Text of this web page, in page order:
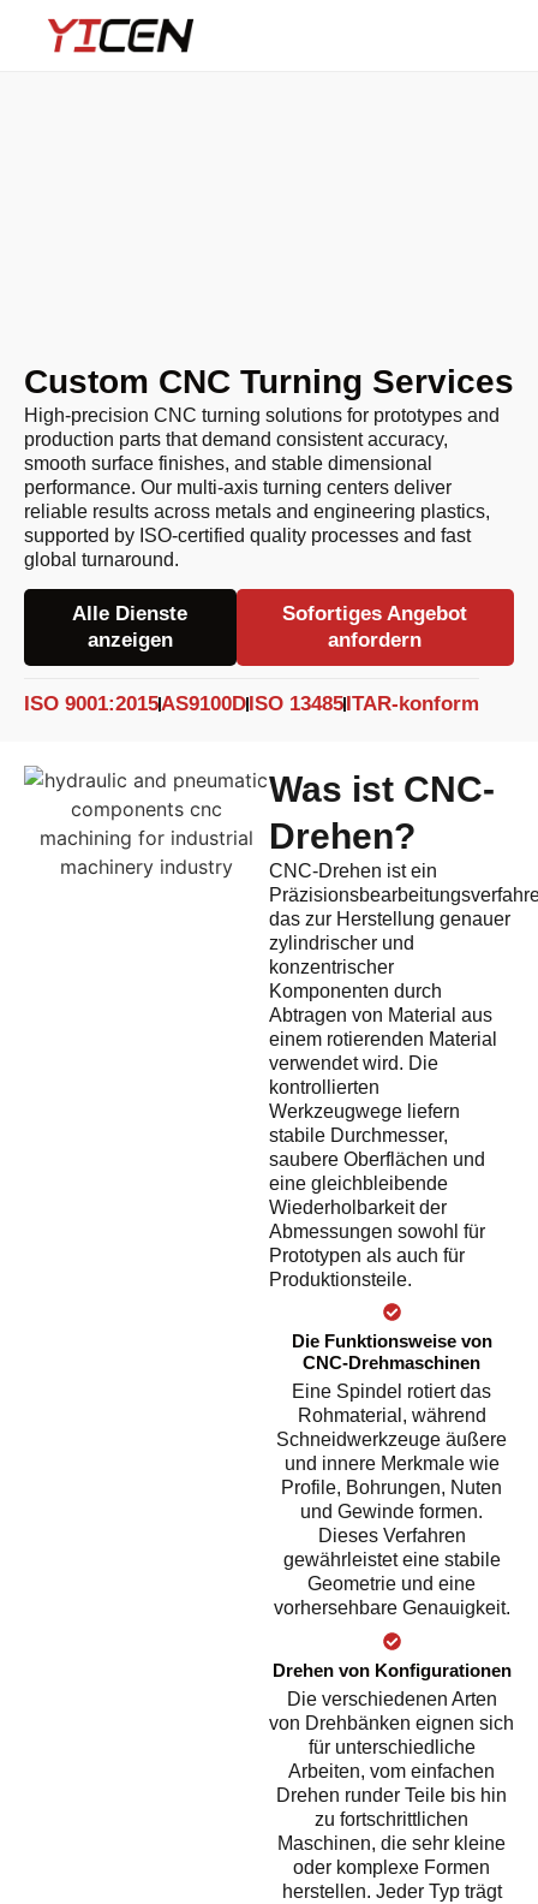
Custom CNC Turning Services
High-precision CNC turning solutions for prototypes and
production parts that demand consistent accuracy,
smooth surface finishes, and stable dimensional
performance. Our multi-axis turning centers deliver
reliable results across metals and engineering plastics,
supported by ISO-certified quality processes and fast
global turnaround.
Alle Dienste
anzeigen
Sofortiges Angebot
anfordern
ISO 9001:2015AS9100DISO 13485ITAR-konform
Was ist CNC-
Drehen?
CNC-Drehen ist ein
das zur Herstellung genauer
zylindrischer und
konzentrischer
Komponenten durch
Abtragen von Material aus
einem rotierenden Material
verwendet wird. Die
kontrollierten
Werkzeugwege liefern
stabile Durchmesser,
saubere Oberflächen und
eine gleichbleibende
Wiederholbarkeit der
Abmessungen sowohl für
Prototypen als auch für
Produktionsteile.
Die Funktionsweise von
CNC-Drehmaschinen
Eine Spindel rotiert das
Rohmaterial, während
Schneidwerkzeuge äußere
und innere Merkmale wie
Profile, Bohrungen, Nuten
und Gewinde formen.
Dieses Verfahren
gewährleistet eine stabile
Geometrie und eine
vorhersehbare Genauigkeit.
Drehen von Konfigurationen
Die verschiedenen Arten
von Drehbänken eignen sich
für unterschiedliche
Arbeiten, vom einfachen
Drehen runder Teile bis hin
zu fortschrittlichen
Maschinen, die sehr kleine
oder komplexe Formen
herstellen. Jeder Typ trägt